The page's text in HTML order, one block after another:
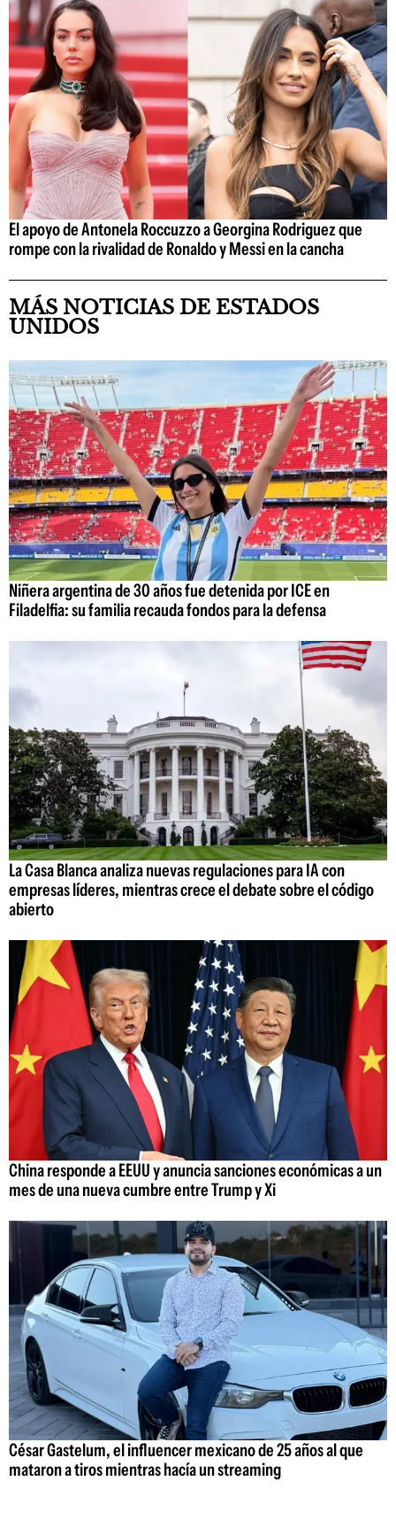
El apoyo de Antonela Roccuzzo a Georgina Rodriguez que
rompe con la rivalidad de Ronaldo y Messi en la cancha
MÁS NOTICIAS DE ESTADOS
UNIDOS
Niñera argentina de 30 años fue detenida por ICE en
Filadelfia: su familia recauda fondos para la defensa
La Casa Blanca analiza nuevas regulaciones para IA con
empresas líderes, mientras crece el debate sobre el código
abierto
China responde a EEUU y anuncia sanciones económicas a un
mes de una nueva cumbre entre Trump y Xi
César Gastelum, el influencer mexicano de 25 años al que
mataron a tiros mientras hacía un streaming